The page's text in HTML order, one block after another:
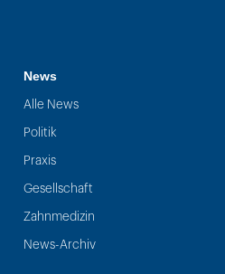
News
Alle News
Politik
Praxis
Gesellschaft
Zahnmedizin
News-Archiv